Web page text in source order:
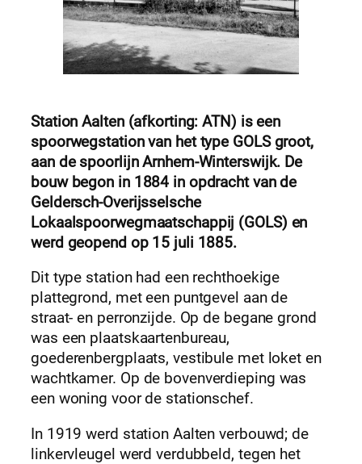
Station Aalten (afkorting: ATN) is een
spoorwegstation van het type GOLS groot,
aan de spoorlijn Arnhem-Winterswijk. De
bouw begon in 1884 in opdracht van de
Geldersch-Overijsselsche
Lokaalspoorwegmaatschappij (GOLS) en
werd geopend op 15 juli 1885.
Dit type station had een rechthoekige
plattegrond, met een puntgevel aan de
straat- en perronzijde. Op de begane grond
was een plaatskaartenbureau,
goederenbergplaats, vestibule met loket en
wachtkamer. Op de bovenverdieping was
een woning voor de stationschef.
In 1919 werd station Aalten verbouwd; de
linkervleugel werd verdubbeld, tegen het